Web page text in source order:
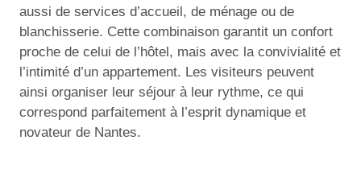
aussi de services d’accueil, de ménage ou de
blanchisserie. Cette combinaison garantit un confort
proche de celui de l’hôtel, mais avec la convivialité et
l’intimité d’un appartement. Les visiteurs peuvent
ainsi organiser leur séjour à leur rythme, ce qui
correspond parfaitement à l’esprit dynamique et
novateur de Nantes.